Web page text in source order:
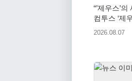
“’제우스’
컴투스 ‘제
이스 찾은
2026.08.07